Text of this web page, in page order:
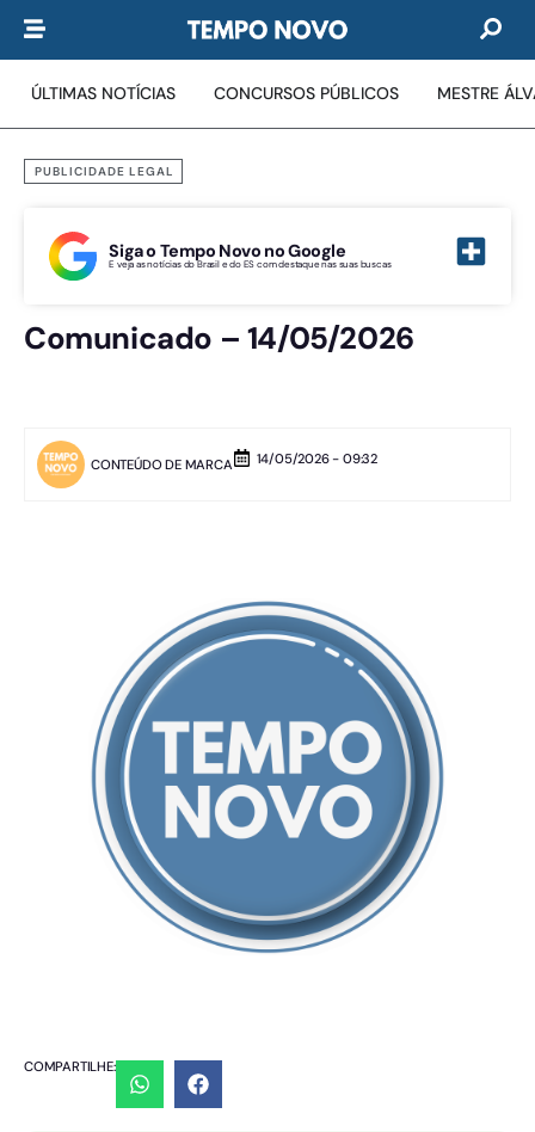
ÚLTIMAS NOTÍCIAS CONCURSOS PÚBLICOS MESTRE
PUBLICIDADE LEGAL
Siga o Tempo Novo no Google
E veja as notícias do Brasil e do ES com destaque nas suas buscas
Comunicado – 14/05/2026
CONTEÚDO DE MARCA 14/05/2026 - 09:32
COMPARTILHE: